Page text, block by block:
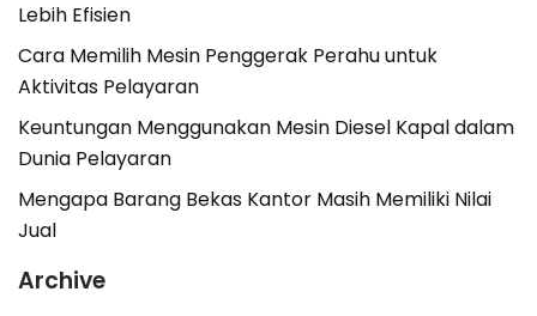
Lebih Efisien
Cara Memilih Mesin Penggerak Perahu untuk
Aktivitas Pelayaran
Keuntungan Menggunakan Mesin Diesel Kapal dalam
Dunia Pelayaran
Mengapa Barang Bekas Kantor Masih Memiliki Nilai
Jual
Archive